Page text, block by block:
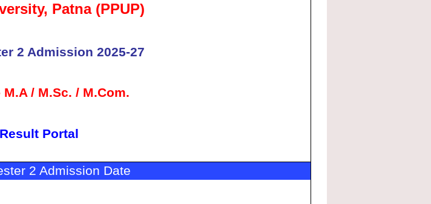
Patna (PPUP)
2 Admission 2025-27
/ M.Sc. / M.Com.
Portal
2 Admission Date